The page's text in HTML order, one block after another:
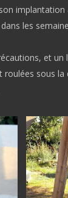
les
et
sous